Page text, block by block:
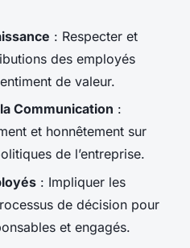
: Respecter et
des employés
de valeur.
Communication :
et honnêtement sur
de l’entreprise.
: Impliquer les
de décision pour
et engagés.